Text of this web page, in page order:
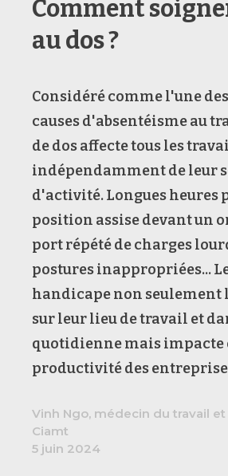
Comment
au dos ?
Considéré comme l'une
causes d'absentéisme au
de dos affecte tous les
indépendamment de leur
d'activité. Longues heures
position assise devant un
port répété de charges
postures inappropriées...
handicape non seulement
sur leur lieu de travail et
quotidienne mais impacte
productivité des
Vinh Ngo, médecin du travail
Ciamt
5 juin 2024